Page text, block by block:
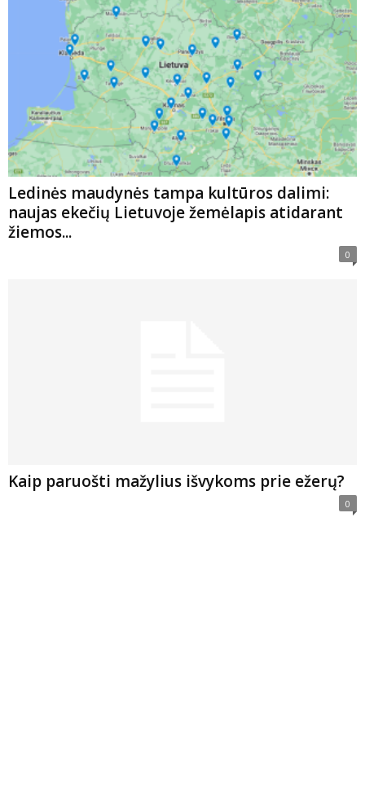
Ledinės maudynės tampa kultūros dalimi:
naujas ekečių Lietuvoje žemėlapis atidarant
žiemos...
0
Kaip paruošti mažylius išvykoms prie ežerų?
0